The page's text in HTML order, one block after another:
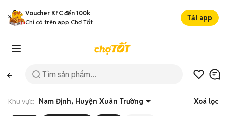
Voucher KFC đến 100k
Chỉ có trên app Chợ Tốt
Tải app
Khu vực: Nam Định, Huyện Xuân Trường Xoá lọc